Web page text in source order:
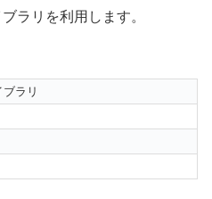
ラリを利用します。
ラリ